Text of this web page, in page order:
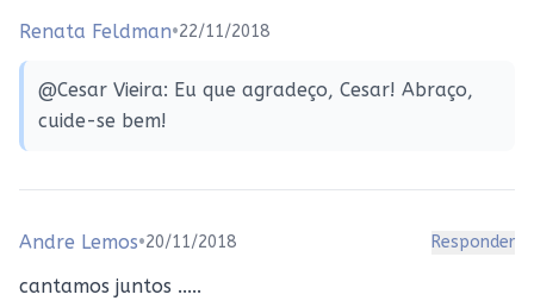
Renata Feldman•22/11/2018
@Cesar Vieira: Eu que agradeço, Cesar! Abraço,
cuide-se bem!
Andre Lemos•20/11/2018 Responder
cantamos juntos .....